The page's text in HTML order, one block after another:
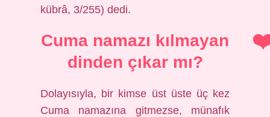
kübrâ, 3/255) dedi.
Cuma namazı kılmayan
dinden çıkar mı?
Dolayısıyla, bir kimse üst üste üç kez
Cuma namazına gitmezse, münafık